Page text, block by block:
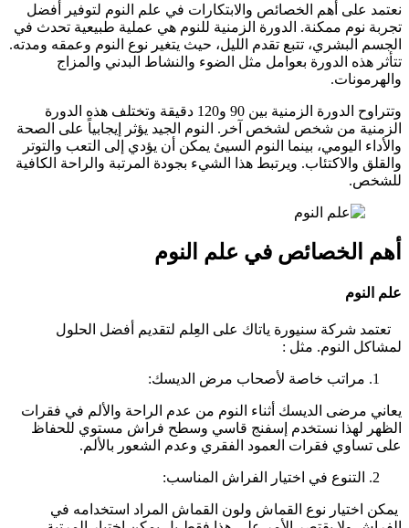
نعتمد على أهم الخصائص والابتكارات في علم النوم لتوفير أفضل
تجربة نوم ممكنة. الدورة الزمنية للنوم هي عملية طبيعية تحدث في
الجسم البشري، تتبع تقدم الليل، حيث يتغير نوع النوم وعمقه ومدته.
تتأثر هذه الدورة بعوامل مثل الضوء والنشاط البدني والمزاج
والهرمونات.
وتتراوح الدورة الزمنية بين 90 و120 دقيقة وتختلف هذه الدورة
الزمنية من شخص لشخص آخر. النوم الجيد يؤثر إيجابياً على الصحة
والأداء اليومي، بينما النوم السيئ يمكن أن يؤدي إلى التعب والتوتر
والقلق والاكتئاب. ويرتبط هذا الشيء بجودة المرتبة والراحة الكافية
للشخص.
أهم الخصائص في علم النوم
علم النوم
تعتمد شركة سنيورة ياتاك على العِلم لتقديم أفضل الحلول
لمشاكل النوم. مثل :
مراتب خاصة لأصحاب مرض الديسك:
يعاني مرضى الديسك أثناء النوم من عدم الراحة والألم في فقرات
الظهر لهذا نستخدم إسفنج قاسي وسطح فراش مستوي للحفاظ
على تساوي فقرات العمود الفقري وعدم الشعور بالألم.
التنوع في اختيار الفراش المناسب:
يمكن اختيار نوع القماش ولون القماش المراد استخدامه في